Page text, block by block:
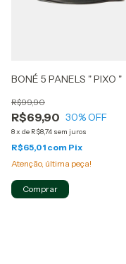
BONÉ 5 PANELS " PIXO "
R$69,90
R$99,90
30% OFF
8x de R$8,74 sem juros
R$65,01 com Pix
Atenção, última peça!
Comprar